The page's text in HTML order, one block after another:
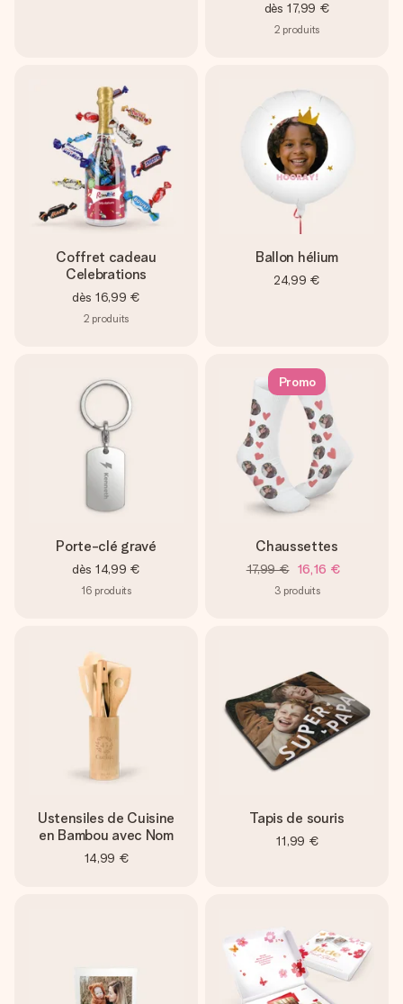
dès 17,99 €
2 produits
Coffret cadeau
Celebrations
dès 16,99 €
2 produits
Ballon hélium
24,99 €
Porte-clé gravé
dès 14,99 €
16 produits
Promo
Chaussettes
17,99 € 16,16 €
3 produits
Ustensiles de Cuisine
en Bambou avec Nom
14,99 €
Tapis de souris
11,99 €